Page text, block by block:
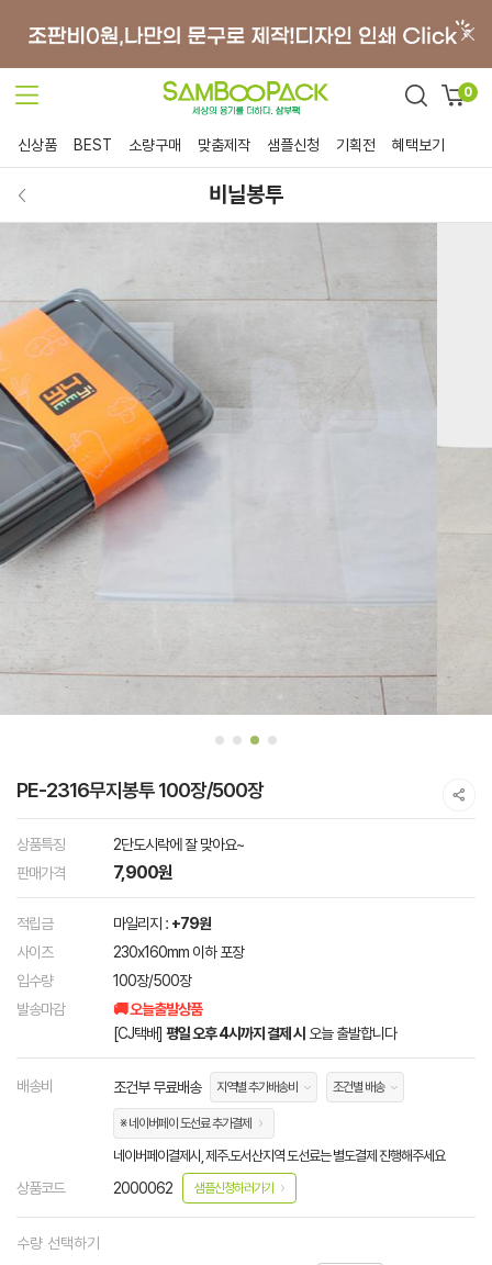
0
신상품 BEST 소량구매 맞춤제작 샘플신청 기획전 혜택보기
비닐봉투
PE-2316무지봉투 100장/500장
상품특징
2단도시락에 잘 맞아요~
판매가격
7,900원
적립금 마일리지 : +79원
사이즈
230x160mm 이하 포장
입수량
100장/500장
발송마감
🚚 오늘출발상품
[CJ택배] 평일 오후 4시까지 결제 시 오늘 출발합니다
배송비 조건부 무료배송 지역별 추가배송비 조건별 배송
※ 네이버페이 도선료 추가결제
네이버페이결제시, 제주.도서산지역 도선료는 별도결제 진행해주세요
상품코드 2000062 샘플신청하러가기
수량 선택하기